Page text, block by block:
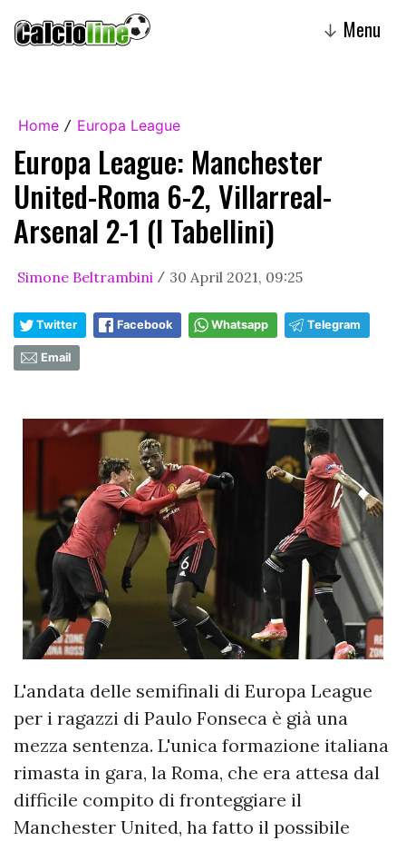
↓ Menu
Home / Europa League
Europa League: Manchester
United-Roma 6-2, Villarreal-
Arsenal 2-1 (I Tabellini)
Simone Beltrambini / 30 April 2021, 09:25
Twitter Facebook Whatsapp Telegram
Email
L'andata delle semifinali di Europa League
per i ragazzi di Paulo Fonseca è già una
mezza sentenza. L'unica formazione italiana
rimasta in gara, la Roma, che era attesa dal
difficile compito di fronteggiare il
Manchester United, ha fatto il possibile